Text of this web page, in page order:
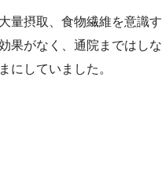
量摂取、食物繊維を意識す
果がなく、通院まではしな
にしていました。